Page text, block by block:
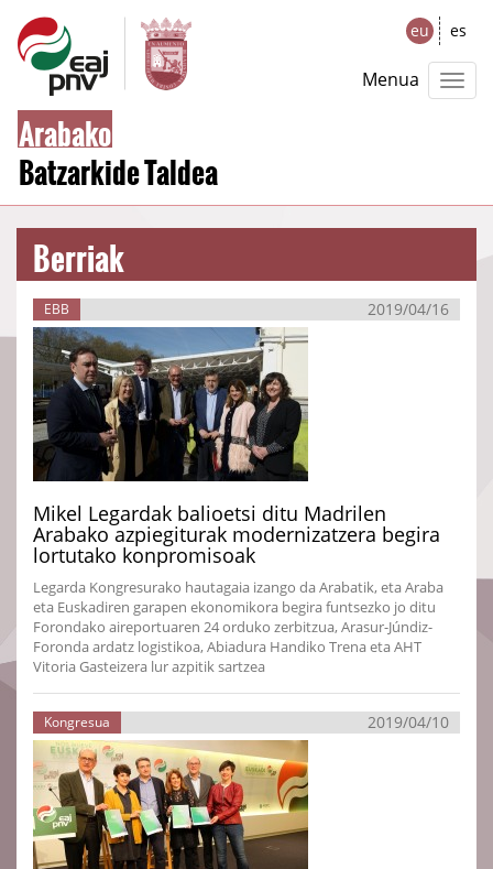
Arabako
Batzarkide Taldea
eu es
Menua
Berriak
EBB 2019/04/16
Mikel Legardak balioetsi ditu Madrilen
Arabako azpiegiturak modernizatzera begira
lortutako konpromisoak
Legarda Kongresurako hautagaia izango da Arabatik, eta Araba
eta Euskadiren garapen ekonomikora begira funtsezko jo ditu
Forondako aireportuaren 24 orduko zerbitzua, Arasur-Júndiz-
Foronda ardatz logistikoa, Abiadura Handiko Trena eta AHT
Vitoria Gasteizera lur azpitik sartzea
Kongresua 2019/04/10